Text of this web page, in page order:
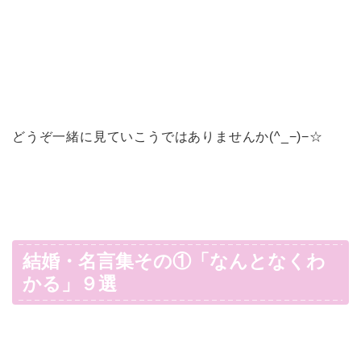
どうぞ一緒に見ていこうではありませんか(^_−)−☆
結婚・名言集その①「なんとなくわ
かる」９選